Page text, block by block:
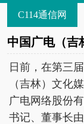
C114通信网
中国广电（吉
日前，在第三
（吉林）文化
广电网络股份
书记、董事长